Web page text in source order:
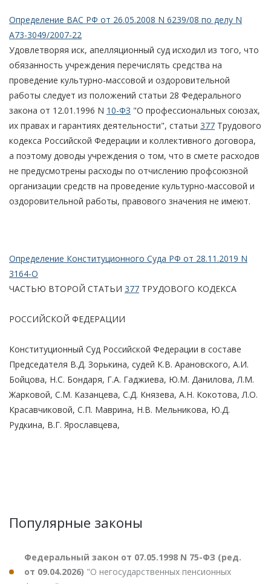
Определение ВАС РФ от 26.05.2008 N 6239/08 по делу N
А73-3049/2007-22
Удовлетворяя иск, апелляционный суд исходил из того, что
обязанность учреждения перечислять средства на
проведение культурно-массовой и оздоровительной
работы следует из положений статьи 28 Федерального
закона от 12.01.1996 N 10-ФЗ "О профессиональных союзах,
их правах и гарантиях деятельности", статьи 377 Трудового
кодекса Российской Федерации и коллективного договора,
а поэтому доводы учреждения о том, что в смете расходов
не предусмотрены расходы по отчислению профсоюзной
организации средств на проведение культурно-массовой и
оздоровительной работы, правового значения не имеют.
Определение Конституционного Суда РФ от 28.11.2019 N
3164-О
ЧАСТЬЮ ВТОРОЙ СТАТЬИ 377 ТРУДОВОГО КОДЕКСА
РОССИЙСКОЙ ФЕДЕРАЦИИ
Конституционный Суд Российской Федерации в составе
Председателя В.Д. Зорькина, судей К.В. Арановского, А.И.
Бойцова, Н.С. Бондаря, Г.А. Гаджиева, Ю.М. Данилова, Л.М.
Жарковой, С.М. Казанцева, С.Д. Князева, А.Н. Кокотова, Л.О.
Красавчиковой, С.П. Маврина, Н.В. Мельникова, Ю.Д.
Рудкина, В.Г. Ярославцева,
Популярные законы
Федеральный закон от 07.05.1998 N 75-ФЗ (ред.
от 09.04.2026) "О негосударственных пенсионных